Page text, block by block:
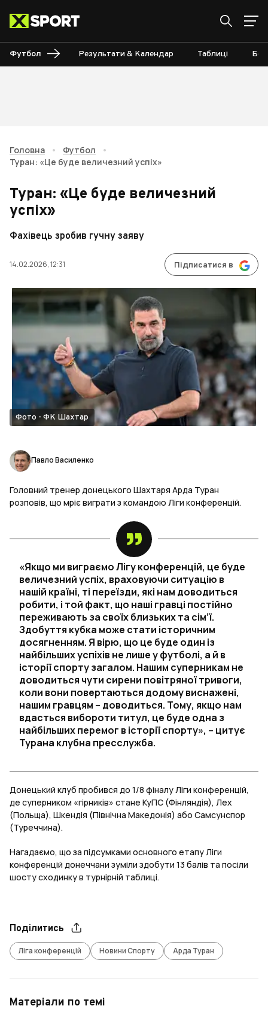
Футбол Результати & Календар Таблиці
Головна • Футбол
•
Туран: «Це буде величезний успіх»
Туран: «Це буде величезний
успіх»
Фахівець зробив гучну заяву
14.02.2026, 12:31 Підписатися в
Фото - ФК Шахтар
Павло Василенко
Головний тренер донецького Шахтаря Арда Туран
розповів, що мріє виграти з командою Ліги конференцій.
«Якщо ми виграємо Лігу конференцій, це буде
величезний успіх, враховуючи ситуацію в
нашій країні, ті переїзди, які нам доводиться
робити, і той факт, що наші гравці постійно
переживають за своїх близьких та сім’ї.
Здобуття кубка може стати історичним
досягненням. Я вірю, що це буде один із
найбільших успіхів не лише у футболі, а й в
історії спорту загалом. Нашим суперникам не
доводиться чути сирени повітряної тривоги,
коли вони повертаються додому виснажені,
нашим гравцям – доводиться. Тому, якщо нам
вдасться вибороти титул, це буде одна з
найбільших перемог в історії спорту», – цитує
Турана клубна пресслужба.
Донецький клуб пробився до 1/8 фіналу Ліги конференцій,
де суперником «гірників» стане КуПС (Фінляндія), Лех
(Польща), Шкендія (Північна Македонія) або Самсунспор
(Туреччина).
Нагадаємо, що за підсумками основного етапу Ліги
конференцій донеччани зуміли здобути 13 балів та посіли
шосту сходинку в турнірній таблиці.
Поділитись
Ліга конференцій Новини Спорту Арда Туран
Матеріали по темі